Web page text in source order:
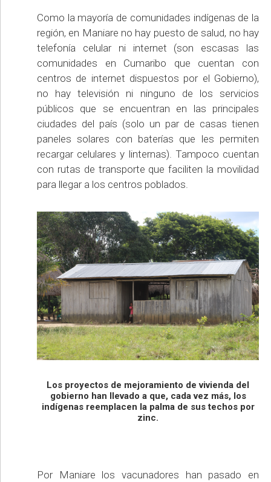
Como la mayoría de comunidades indígenas de la
región, en Maniare no hay puesto de salud, no hay
telefonía celular ni internet (son escasas las
comunidades en Cumaribo que cuentan con
centros de internet dispuestos por el Gobierno),
no hay televisión ni ninguno de los servicios
públicos que se encuentran en las principales
ciudades del país (solo un par de casas tienen
paneles solares con baterías que les permiten
recargar celulares y linternas). Tampoco cuentan
con rutas de transporte que faciliten la movilidad
para llegar a los centros poblados.
Los proyectos de mejoramiento de vivienda del
gobierno han llevado a que, cada vez más, los
indígenas reemplacen la palma de sus techos por
zinc.
Por Maniare los vacunadores han pasado en